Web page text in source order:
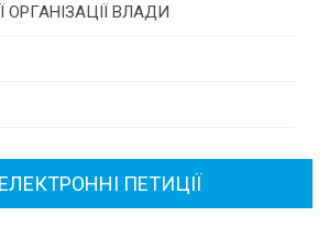
ОРГАНІЗАЦІЇ ВЛАДИ
ЕЛЕКТРОННІ ПЕТИЦІЇ